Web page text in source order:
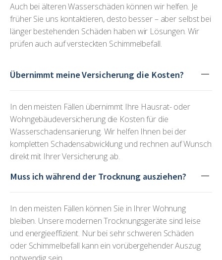
Auch bei älteren Wasserschäden können wir helfen. Je
früher Sie uns kontaktieren, desto besser – aber selbst bei
länger bestehenden Schäden haben wir Lösungen. Wir
prüfen auch auf versteckten Schimmelbefall.
Übernimmt meine Versicherung die Kosten?
In den meisten Fällen übernimmt Ihre Hausrat- oder
Wohngebäudeversicherung die Kosten für die
Wasserschadensanierung. Wir helfen Ihnen bei der
kompletten Schadensabwicklung und rechnen auf Wunsch
direkt mit Ihrer Versicherung ab.
Muss ich während der Trocknung ausziehen?
In den meisten Fällen können Sie in Ihrer Wohnung
bleiben. Unsere modernen Trocknungsgeräte sind leise
und energieeffizient. Nur bei sehr schweren Schäden
oder Schimmelbefall kann ein vorübergehender Auszug